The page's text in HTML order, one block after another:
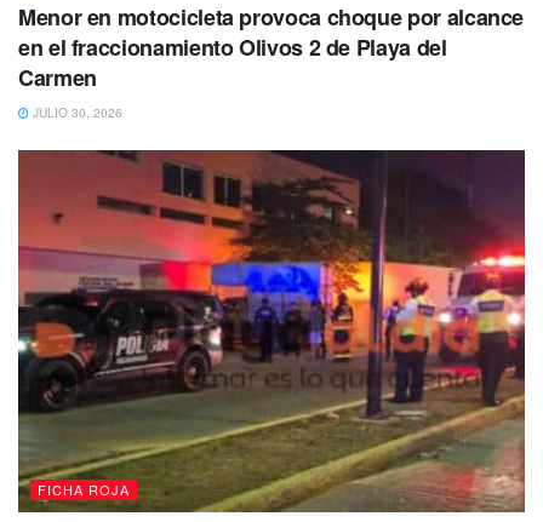
Menor en motocicleta provoca choque por alcance
en el fraccionamiento Olivos 2 de Playa del
Carmen
JULIO 30, 2026
FICHA ROJA